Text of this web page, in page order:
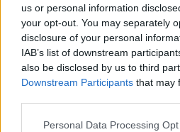
us or personal information
your opt-out. You may separately
disclosure of your personal
IAB’s list of downstream
also be disclosed by us to third
Downstream Participants that may
Personal Data Processing
európai adósságválság
országot elővettek valami
német államkötvények iránt
A Dow futures 75 pontos, a
pontos, az S&P futures